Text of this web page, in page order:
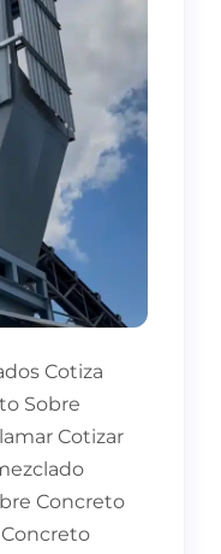
Cotiza
Sobre
Cotizar
Concreto